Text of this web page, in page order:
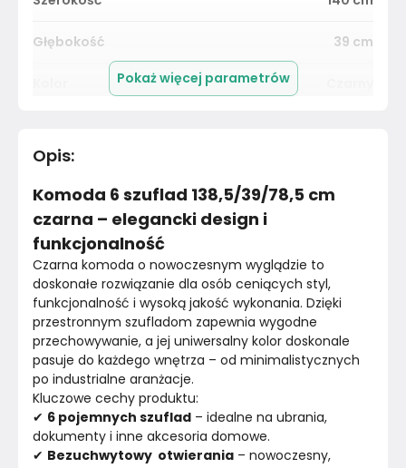
Głębokość 39 cm
Kolor blatu
Liczba wnęk zamykanych
Oświetlenie
Uchwyty Nie dotyczy
Prowadnice Nie dotyczy
Wykończenie blatu
Kolor Czernie
Pomieszczenie
Pokaż więcej parametrów
Opis:
Komoda 6 szuflad 138,5/39/78,5 cm
czarna – elegancki design i
funkcjonalność
Czarna komoda o nowoczesnym wyglądzie to
doskonałe rozwiązanie dla osób ceniących styl,
funkcjonalność i wysoką jakość wykonania. Dzięki
przestronnym szufladom zapewnia wygodne
przechowywanie, a jej uniwersalny kolor doskonale
pasuje do każdego wnętrza – od minimalistycznych
po industrialne aranżacje.
Kluczowe cechy produktu:
✔ 6 pojemnych szuflad – idealne na ubrania,
dokumenty i inne akcesoria domowe.
✔ Bezuchwytowy  otwierania – nowoczesny,